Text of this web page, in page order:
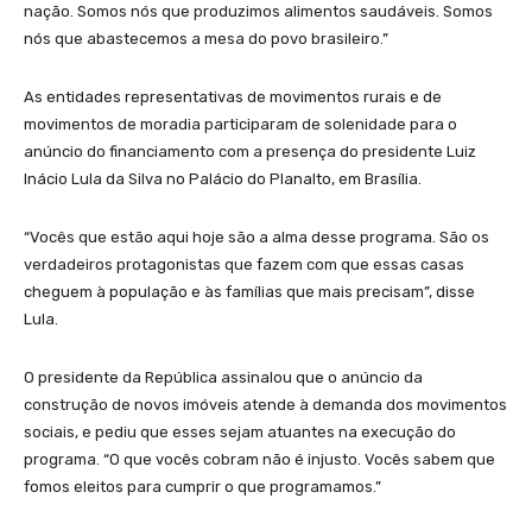
nação. Somos nós que produzimos alimentos saudáveis. Somos
nós que abastecemos a mesa do povo brasileiro.”
As entidades representativas de movimentos rurais e de
movimentos de moradia participaram de solenidade para o
anúncio do financiamento com a presença do presidente Luiz
Inácio Lula da Silva no Palácio do Planalto, em Brasília.
“Vocês que estão aqui hoje são a alma desse programa. São os
verdadeiros protagonistas que fazem com que essas casas
cheguem à população e às famílias que mais precisam”, disse
Lula.
O presidente da República assinalou que o anúncio da
construção de novos imóveis atende à demanda dos movimentos
sociais, e pediu que esses sejam atuantes na execução do
programa. “O que vocês cobram não é injusto. Vocês sabem que
fomos eleitos para cumprir o que programamos.”